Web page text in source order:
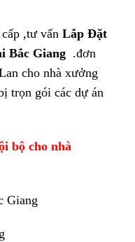
,tư vấn Lắp Đặt
Bắc Giang .đơn
cho nhà xưởng
trọn gói các dự án
bộ cho nhà
Giang